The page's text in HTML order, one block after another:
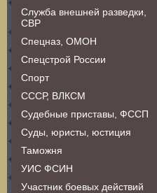
Служба внешней разведки,
СВР
Спецназ, ОМОН
Спецстрой России
Спорт
СССР, ВЛКСМ
Судебные приставы, ФССП
Суды, юристы, юстиция
Таможня
УИС ФСИН
Участник боевых действий